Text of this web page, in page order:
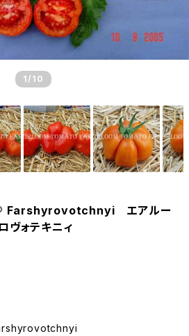
1 /10
Farshyrovotchnyi エアルー
ヴォテキニィ